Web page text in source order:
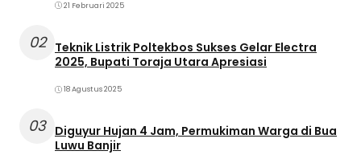
21 Februari 2025
02
Teknik Listrik Poltekbos Sukses Gelar Electra
2025, Bupati Toraja Utara Apresiasi
18 Agustus 2025
03 Diguyur Hujan 4 Jam, Permukiman Warga di Bua
Luwu Banjir